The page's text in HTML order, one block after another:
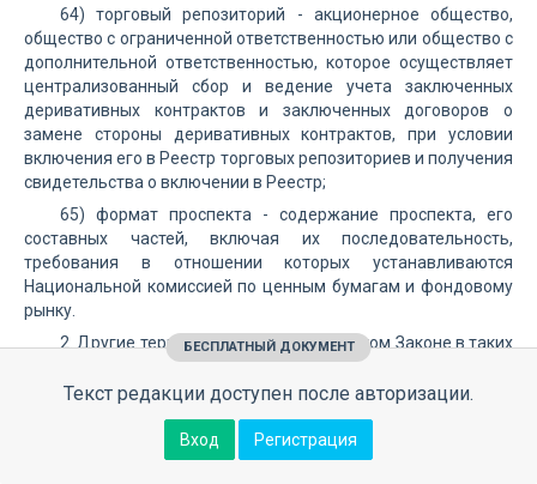
64) торговый репозиторий - акционерное общество,
общество с ограниченной ответственностью или общество с
дополнительной ответственностью, которое осуществляет
централизованный сбор и ведение учета заключенных
деривативных контрактов и заключенных договоров о
замене стороны деривативных контрактов, при условии
включения его в Реестр торговых репозиториев и получения
свидетельства о включении в Реестр;
65) формат проспекта - содержание проспекта, его
составных частей, включая их последовательность,
требования в отношении которых устанавливаются
Национальной комиссией по ценным бумагам и фондовому
рынку.
2. Другие термины употребляются в этом Законе в таких
термины "ассоциированная компания", "существенное
участие", "контролер", "контроль", "кредитное учреждение",
"связанное лицо", "родственное лицо", "финансовое
БЕСПЛАТНЫЙ ДОКУМЕНТ
Текст редакции доступен после авторизации.
Вход Регистрация